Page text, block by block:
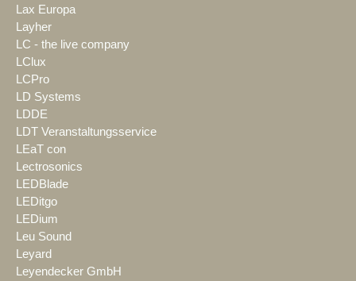
Lax Europa
Layher
LC - the live company
LClux
LCPro
LD Systems
LDDE
LDT Veranstaltungsservice
LEaT con
Lectrosonics
LEDBlade
LEDitgo
LEDium
Leu Sound
Leyard
Leyendecker GmbH